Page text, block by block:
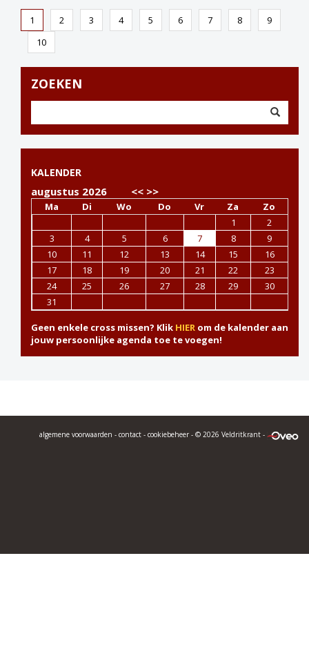
1 2 3 4 5 6 7 8
9
10
ZOEKEN
KALENDER
augustus 2026 << >>
Ma Di Wo Do Vr Za
Zo
1
2
3
4 5 6 7 8
9
10
11 12 13 14 15
16
17
18 19 20 21 22
23
24
25 26 27 28 29
30
31
Geen enkele cross missen? Klik HIER om de kalender aan
jouw persoonlijke agenda toe te voegen!
algemene voorwaarden - contact - cookiebeheer - © 2026 Veldritkrant -